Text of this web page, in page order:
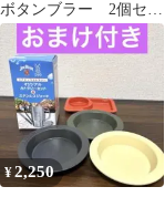
ボタンブラー 2個セッ
ト お値下げ
¥2,250